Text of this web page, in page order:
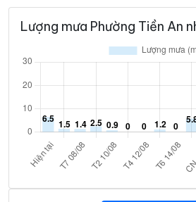
Lượng mưa Phường Tiền An